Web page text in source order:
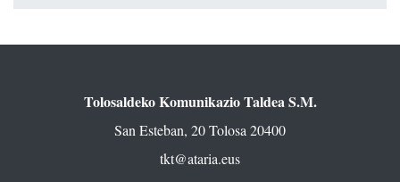
Tolosaldeko Komunikazio Taldea S.M.
San Esteban, 20 Tolosa 20400
tkt@ataria.eus